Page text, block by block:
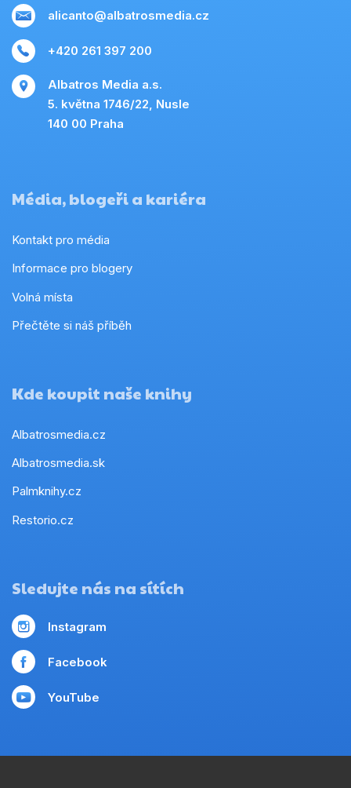
alicanto@albatrosmedia.cz
+420 261 397 200
Albatros Media a.s.
5. května 1746/22, Nusle
140 00 Praha
Média, blogeři a kariéra
Kontakt pro média
Informace pro blogery
Volná místa
Přečtěte si náš příběh
Kde koupit naše knihy
Albatrosmedia.cz
Albatrosmedia.sk
Palmknihy.cz
Restorio.cz
Sledujte nás na sítích
Instagram
Facebook
YouTube